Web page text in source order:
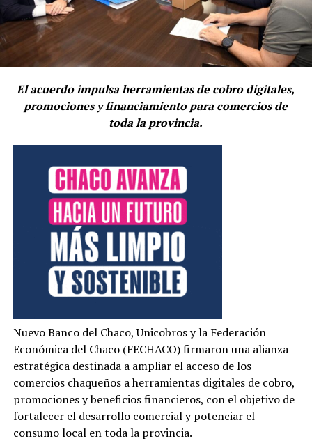
El acuerdo impulsa herramientas de cobro digitales,
promociones y financiamiento para comercios de
toda la provincia.
Nuevo Banco del Chaco, Unicobros y la Federación
Económica del Chaco (FECHACO) firmaron una alianza
estratégica destinada a ampliar el acceso de los
comercios chaqueños a herramientas digitales de cobro,
promociones y beneficios financieros, con el objetivo de
fortalecer el desarrollo comercial y potenciar el
consumo local en toda la provincia.